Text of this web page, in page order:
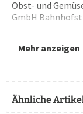
Obst- und
GmbH
Mehr anzeigen
Ähnliche